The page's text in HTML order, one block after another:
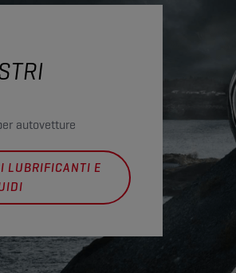
autovetture
LUBRIFICANTI E